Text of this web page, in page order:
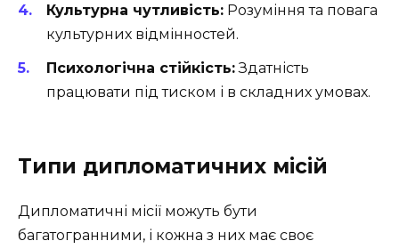
Культурна чутливість: Розуміння та повага
культурних відмінностей.
Психологічна стійкість:Здатність
працювати під тиском і в складних умовах.
Типи дипломатичних місій
Дипломатичні місії можуть бути
багатогранними, і кожна з них має своє